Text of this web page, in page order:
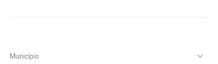
Município